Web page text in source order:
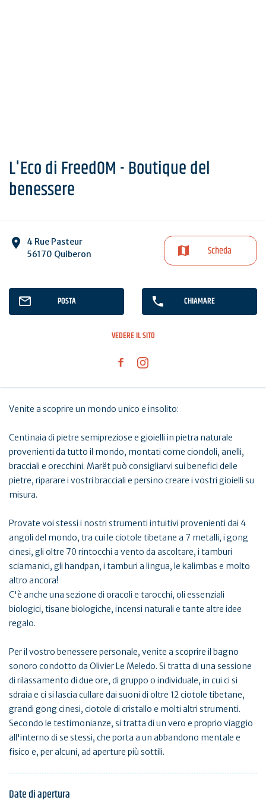
L'Eco di FreedOM - Boutique del
benessere
4 Rue Pasteur
56170 Quiberon
Scheda
POSTA CHIAMARE
VEDERE IL SITO
Venite a scoprire un mondo unico e insolito:
Centinaia di pietre semipreziose e gioielli in pietra naturale
provenienti da tutto il mondo, montati come ciondoli, anelli,
bracciali e orecchini. Marët può consigliarvi sui benefici delle
pietre, riparare i vostri bracciali e persino creare i vostri gioielli su
misura.
Provate voi stessi i nostri strumenti intuitivi provenienti dai 4
angoli del mondo, tra cui le ciotole tibetane a 7 metalli, i gong
cinesi, gli oltre 70 rintocchi a vento da ascoltare, i tamburi
sciamanici, gli handpan, i tamburi a lingua, le kalimbas e molto
altro ancora!
C'è anche una sezione di oracoli e tarocchi, oli essenziali
biologici, tisane biologiche, incensi naturali e tante altre idee
regalo.
Per il vostro benessere personale, venite a scoprire il bagno
sonoro condotto da Olivier Le Meledo. Si tratta di una sessione
di rilassamento di due ore, di gruppo o individuale, in cui ci si
sdraia e ci si lascia cullare dai suoni di oltre 12 ciotole tibetane,
grandi gong cinesi, ciotole di cristallo e molti altri strumenti.
Secondo le testimonianze, si tratta di un vero e proprio viaggio
all'interno di se stessi, che porta a un abbandono mentale e
fisico e, per alcuni, ad aperture più sottili.
Date di apertura